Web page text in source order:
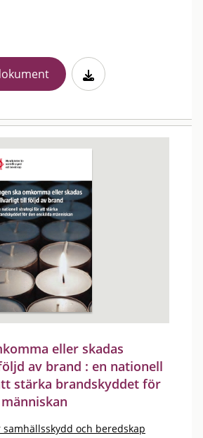
eller skadas
av brand : en nationell
stärka brandskyddet för
och beredskap